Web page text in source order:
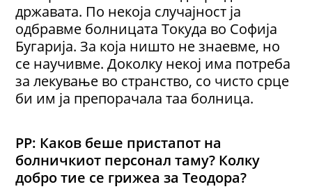
државата. По некоја случајност ја
одбравме болницата Токуда во Софија
Бугарија. За која ништо не знаевме, но
се научивме. Доколку некој има потреба
за лекување во странство, со чисто срце
би им ја препорачала таа болница.
РР: Каков беше пристапот на
болничкиот персонал таму? Колку
добро тие се грижеа за Теодора?